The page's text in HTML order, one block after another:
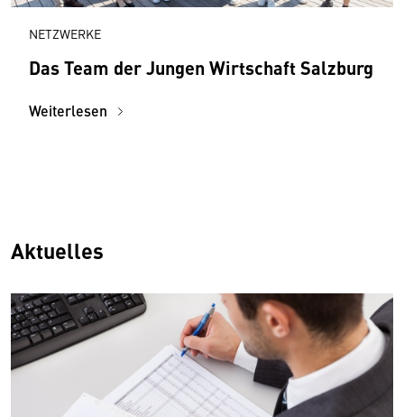
NETZWERKE
Das Team der Jungen Wirtschaft Salzburg
Weiterlesen
Aktuelles